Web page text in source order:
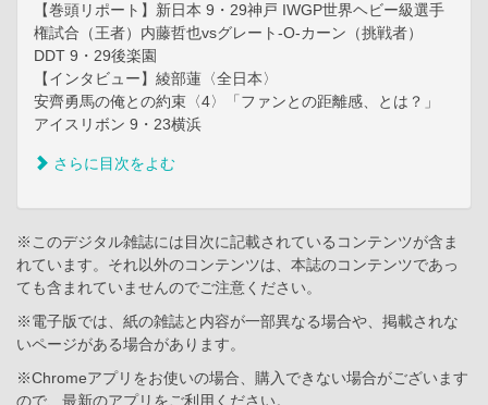
【巻頭リポート】新日本 9・29神戸 IWGP世界ヘビー級選手
権試合（王者）内藤哲也vsグレート-O-カーン（挑戦者）
DDT 9・29後楽園
【インタビュー】綾部蓮〈全日本〉
安齊勇馬の俺との約束〈4〉「ファンとの距離感、とは？」
アイスリボン 9・23横浜
さらに目次をよむ
※このデジタル雑誌には目次に記載されているコンテンツが含ま
れています。それ以外のコンテンツは、本誌のコンテンツであっ
ても含まれていませんのでご注意ください。
※電子版では、紙の雑誌と内容が一部異なる場合や、掲載されな
いページがある場合があります。
※Chromeアプリをお使いの場合、購入できない場合がございます
ので、最新のアプリをご利用ください。